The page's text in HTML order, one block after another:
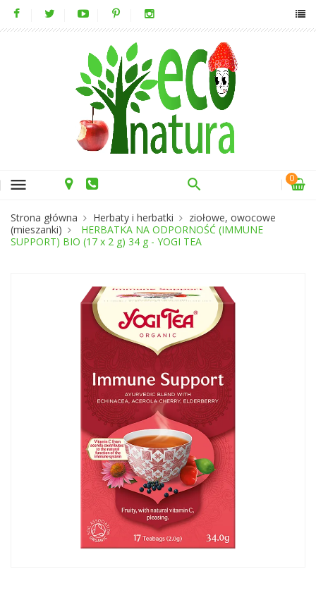
menu 0
Strona główna Herbaty i herbatki
ziołowe, owocowe
(mieszanki)
HERBATKA NA ODPORNOŚĆ (IMMUNE
SUPPORT) BIO (17 x 2 g) 34 g - YOGI TEA